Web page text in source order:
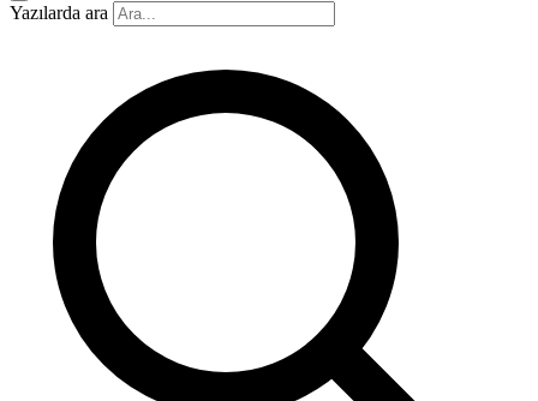
Yazılarda ara